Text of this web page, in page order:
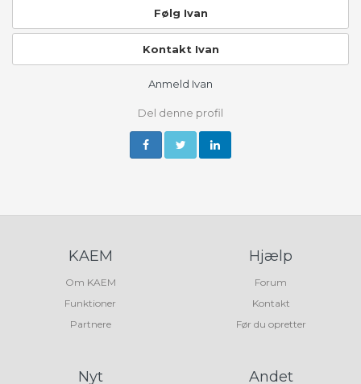
Følg Ivan
Kontakt Ivan
Anmeld Ivan
Del denne profil
KAEM
Om KAEM
Funktioner
Partnere
Hjælp
Forum
Kontakt
Før du opretter
Nyt Andet